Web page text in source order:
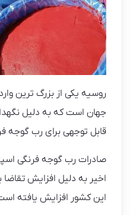
روسیه یکی از بزرگ ترین
جهان است که به دلیل
قابل توجهی برای رب گوجه
صادرات رب گوجه فرنگی
اخیر به دلیل افزایش
این کشور افزایش یافته